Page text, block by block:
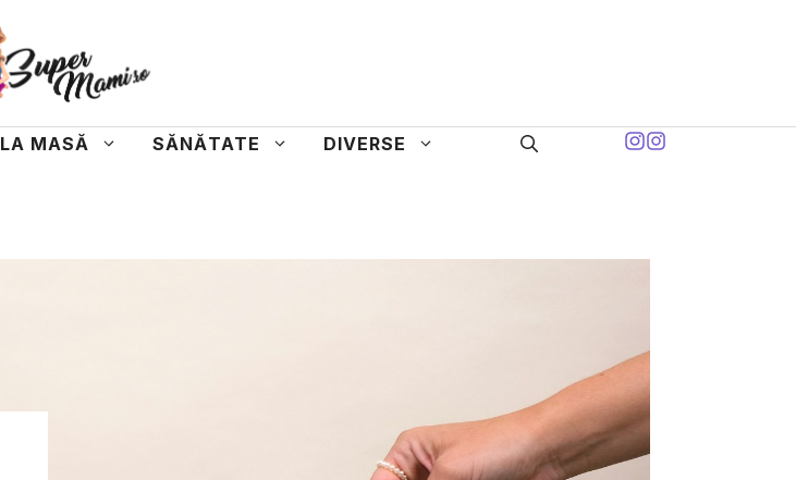
LA MASĂ SĂNĂTATE DIVERSE